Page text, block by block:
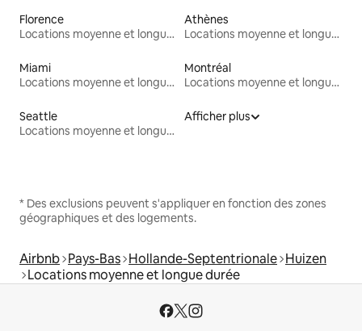
Florence
Locations moyenne et longue durée
Athènes
Locations moyenne et longue durée
Miami
Locations moyenne et longue durée
Montréal
Locations moyenne et longue durée
Seattle
Locations moyenne et longue durée
Afficher plus
* Des exclusions peuvent s'appliquer en fonction des zones
géographiques et des logements.
Airbnb Pays-Bas Hollande-Septentrionale Huizen
Locations moyenne et longue durée